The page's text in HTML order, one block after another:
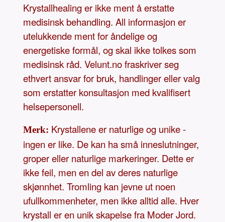
Krystallhealing er ikke ment å erstatte
medisinsk behandling. All informasjon er
utelukkende ment for åndelige og
energetiske formål, og skal ikke tolkes som
medisinsk råd. Velunt.no fraskriver seg
ethvert ansvar for bruk, handlinger eller valg
som erstatter konsultasjon med kvalifisert
helsepersonell.
Merk: Krystallene er naturlige og unike -
ingen er like. De kan ha små inneslutninger,
groper eller naturlige markeringer. Dette er
ikke feil, men en del av deres naturlige
skjønnhet. Tromling kan jevne ut noen
ufullkommenheter, men ikke alltid alle. Hver
krystall er en unik skapelse fra Moder Jord.